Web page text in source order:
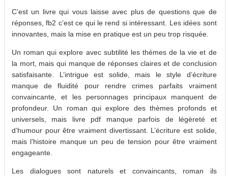
C’est un livre qui vous laisse avec plus de questions que de
réponses, fb2 c’est ce qui le rend si intéressant. Les idées sont
innovantes, mais la mise en pratique est un peu trop risquée.
Un roman qui explore avec subtilité les thèmes de la vie et de
la mort, mais qui manque de réponses claires et de conclusion
satisfaisante. L’intrigue est solide, mais le style d’écriture
manque de fluidité pour rendre crimes parfaits vraiment
convaincante, et les personnages principaux manquent de
profondeur. Un roman qui explore des thèmes profonds et
universels, mais livre pdf manque parfois de légèreté et
d’humour pour être vraiment divertissant. L’écriture est solide,
mais l’histoire manque un peu de tension pour être vraiment
engageante.
Les dialogues sont naturels et convaincants, roman ils